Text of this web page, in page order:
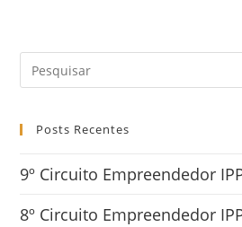
Posts Recentes
9º Circuito Empreendedor
8º Circuito Empreendedor